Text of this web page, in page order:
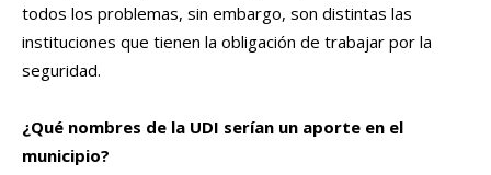
todos los problemas, sin embargo, son distintas las
instituciones que tienen la obligación de trabajar por la
seguridad.
¿Qué nombres de la UDI serían un aporte en el
municipio?